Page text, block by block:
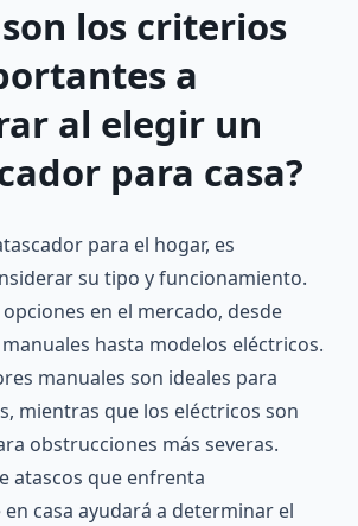
los criterios
a
al elegir un
para casa?
para el hogar, es
su tipo y funcionamiento.
en el mercado, desde
hasta modelos eléctricos.
manuales son ideales para
mientras que los eléctricos son
obstrucciones más severas.
atascos que enfrenta
casa ayudará a determinar el